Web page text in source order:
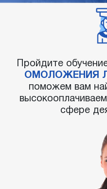
Пройдите
ОМОЛОЖЕНИЯ
поможем вам
сфере